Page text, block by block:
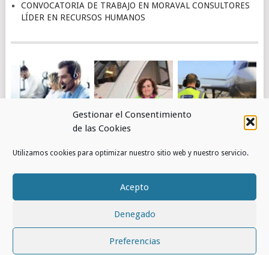
Gestionar el Consentimiento
de las Cookies
Utilizamos cookies para optimizar nuestro sitio web y nuestro servicio.
Acepto
Denegado
Preferencias
CONVOCATORIA DE TRABAJO EN MORAVAL CONSULTORES
LÍDER EN RECURSOS HUMANOS
TRABAJO DE
RENFE
TRABAJO EN
© 2026RED DE EMPLEOS.
CONTACTO
POLÍTICA DE COOKIES